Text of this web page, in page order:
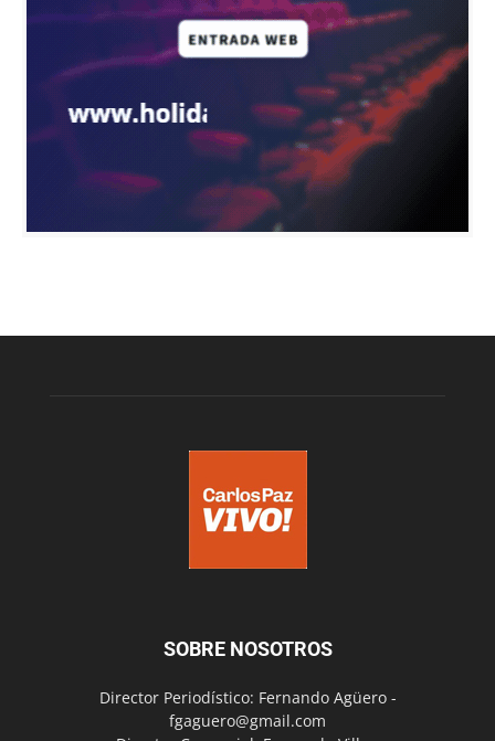
SOBRE NOSOTROS
Director Periodístico: Fernando Agüero -
fgaguero@gmail.com